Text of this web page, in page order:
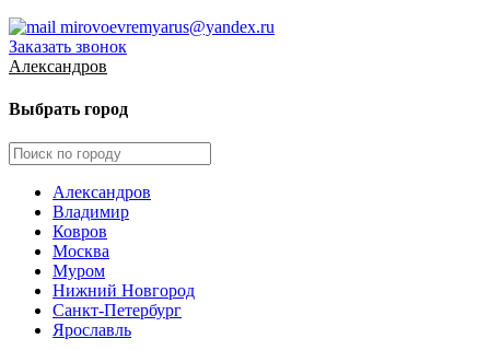
mirovoevremyarus@yandex.ru
Заказать звонок
Александров
Выбрать город
Александров
Владимир
Ковров
Москва
Муром
Нижний Новгород
Санкт-Петербург
Ярославль